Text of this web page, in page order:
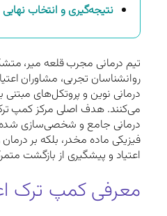
نتیجه‌گیری و انتخاب نهایی
تیم درمانی مجرب قلعه میر،
روانشناسان تجربی، مشاوران
درمانی نوین و پروتکل‌های
می‌کنند. هدف اصلی مرکز کمپ ترک
درمانی جامع و شخصی‌سازی شده
فیزیکی ماده مخدر، بلکه بر
اعتیاد و پیشگیری از بازگشت
معرفی کمپ ترک